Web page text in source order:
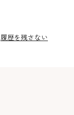
履歴を残さない